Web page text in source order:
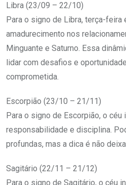
Libra (23/09 – 22/10)
Para o signo de Libra, terça-feira
amadurecimento nos
Minguante e Saturno. Essa
lidar com desafios e
comprometida.
Escorpião (23/10 – 21/11)
Para o signo de Escorpião, o
responsabilidade e disciplina.
profundas, mas a dica é não
Sagitário (22/11 – 21/12)
Para o signo de Sagitário, o céu